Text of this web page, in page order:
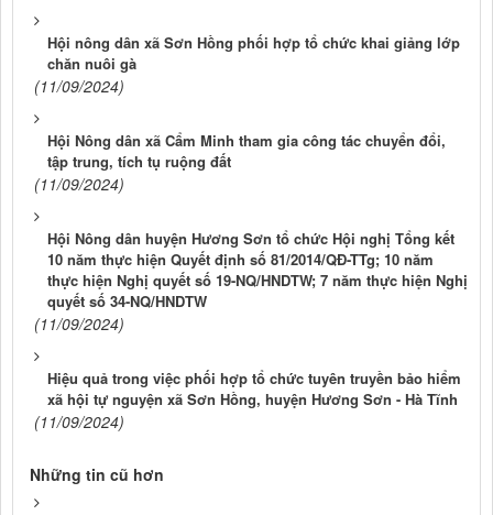
Hội nông dân xã Sơn Hồng phối hợp tổ chức khai giảng lớp
chăn nuôi gà
(11/09/2024)
Hội Nông dân xã Cẩm Minh tham gia công tác chuyển đổi,
tập trung, tích tụ ruộng đất
(11/09/2024)
Hội Nông dân huyện Hương Sơn tổ chức Hội nghị Tổng kết
10 năm thực hiện Quyết định số 81/2014/QĐ-TTg; 10 năm
thực hiện Nghị quyết số 19-NQ/HNDTW; 7 năm thực hiện Nghị
quyết số 34-NQ/HNDTW
(11/09/2024)
Hiệu quả trong việc phối hợp tổ chức tuyên truyền bảo hiểm
xã hội tự nguyện xã Sơn Hồng, huyện Hương Sơn - Hà Tĩnh
(11/09/2024)
Những tin cũ hơn